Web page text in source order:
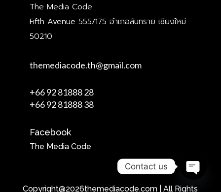
The Media Code
Fifth Avenue 555/175 อำเภอสันทราย เชียงใหม่
50210
themediacode.th@gmail.com
+66 92 81888 28
+66 92 81888 38
Facebook
The Media Code
Copyright@2026themediacode.com | All Rights
Contact us